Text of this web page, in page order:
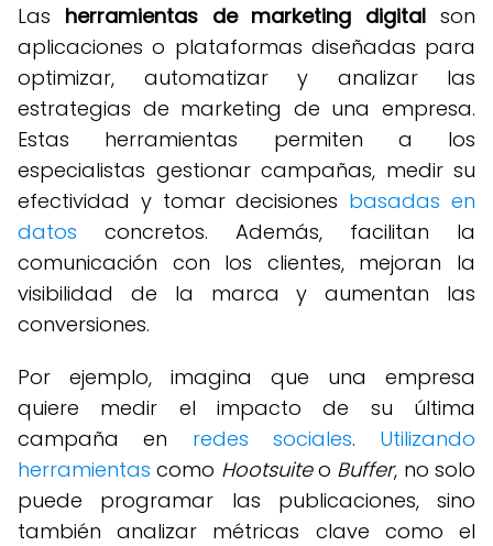
Las herramientas de marketing digital son
aplicaciones o plataformas diseñadas para
optimizar, automatizar y analizar las
estrategias de marketing de una empresa.
Estas herramientas permiten a los
especialistas gestionar campañas, medir su
efectividad y tomar decisiones basadas en
datos concretos. Además, facilitan la
comunicación con los clientes, mejoran la
visibilidad de la marca y aumentan las
conversiones.
Por ejemplo, imagina que una empresa
quiere medir el impacto de su última
campaña en redes sociales. Utilizando
herramientas como Hootsuiteo Buffer, no solo
puede programar las publicaciones, sino
también analizar métricas clave como el